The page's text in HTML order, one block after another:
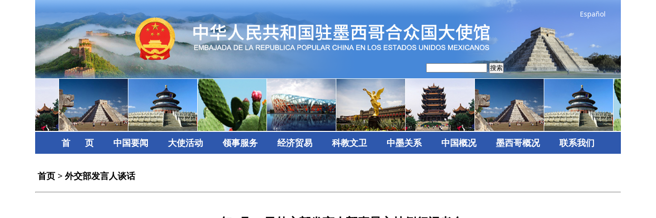
Español
搜索
首      页 中国要闻 大使活动 领事服务 经济贸易 科教文卫 中墨关系 中国概况 墨西哥概况 联系我们
首页 > 外交部发言人谈话